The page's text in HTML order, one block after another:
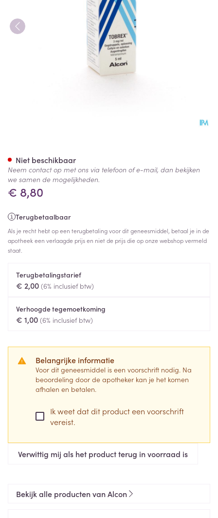
€ 8,80
Terugbetaalbaar
Als je recht hebt op een terugbetaling voor dit geneesmiddel, betaal je in de
apotheek een verlaagde prijs en niet de prijs die op onze webshop vermeld
staat.
Terugbetalingstarief
€ 2,00 (6% inclusief btw)
Verhoogde tegemoetkoming
€ 1,00 (6% inclusief btw)
Belangrijke informatie
Voor dit geneesmiddel is een voorschrift nodig. Na
beoordeling door de apotheker kan je het komen
afhalen en betalen.
Ik weet dat dit product een voorschrift
vereist.
Verwittig mij als het product terug in voorraad is
Niet beschikbaar
Neem contact op met ons via telefoon of e-mail, dan bekijken
we samen de mogelijkheden.
Bekijk alle producten van Alcon